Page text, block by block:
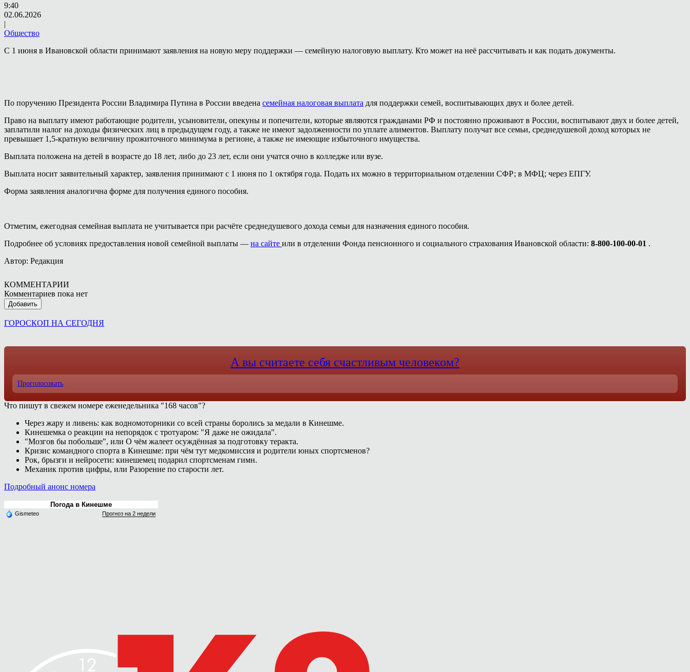
9:40
02.06.2026
|
Общество
С 1 июня в Ивановской области принимают заявления на новую меру поддержки — семейную налоговую выплату. Кто может на неё рассчитывать и как подать документы.
По поручению Президента России Владимира Путина в России введена семейная налоговая выплата для поддержки семей, воспитывающих двух и более детей.
Право на выплату имеют работающие родители, усыновители, опекуны и попечители, которые являются гражданами РФ и постоянно проживают в России, воспитывают двух и более детей,
заплатили налог на доходы физических лиц в предыдущем году, а также не имеют задолженности по уплате алиментов. Выплату получат все семьи, среднедушевой доход которых не
превышает 1,5-кратную величину прожиточного минимума в регионе, а также не имеющие избыточного имущества.
Выплата положена на детей в возрасте до 18 лет, либо до 23 лет, если они учатся очно в колледже или вузе.
Выплата носит заявительный характер, заявления принимают с 1 июня по 1 октября года. Подать их можно в территориальном отделении СФР; в МФЦ; через ЕПГУ.
Форма заявления аналогична форме для получения единого пособия.
Отметим, ежегодная семейная выплата не учитывается при расчёте среднедушевого дохода семьи для назначения единого пособия.
Подробнее об условиях предоставления новой семейной выплаты — на сайте или в отделении Фонда пенсионного и социального страхования Ивановской области: 8-800-100-00-01 .
Автор: Редакция
КОММЕНТАРИИ
Комментариев пока нет
Добавить
ГОРОСКОП НА СЕГОДНЯ
А вы считаете себя счастливым человеком?
Проголосовать
Что пишут в свежем номере еженедельника "168 часов"?
Через жару и ливень: как водномоторники со всей страны боролись за медали в Кинешме.
Кинешемка о реакции на непорядок с тротуаром: "Я даже не ожидала".
"Мозгов бы побольше", или О чём жалеет осуждённая за подготовку теракта.
Кризис командного спорта в Кинешме: при чём тут медкомиссия и родители юных спортсменов?
Рок, брызги и нейросети: кинешемец подарил спортсменам гимн.
Механик против цифры, или Разорение по старости лет.
Подробный анонс номера
Погода в Кинешме
Gismeteo Прогноз на 2 недели